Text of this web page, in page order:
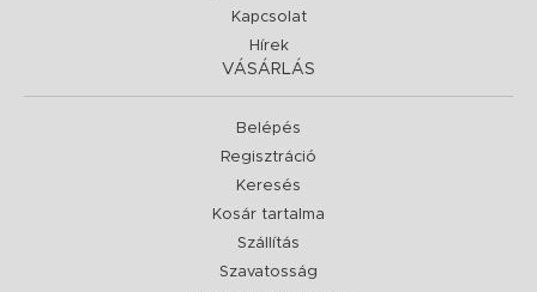
Kapcsolat
Hírek
VÁSÁRLÁS
Belépés
Regisztráció
Keresés
Kosár tartalma
Szállítás
Szavatosság